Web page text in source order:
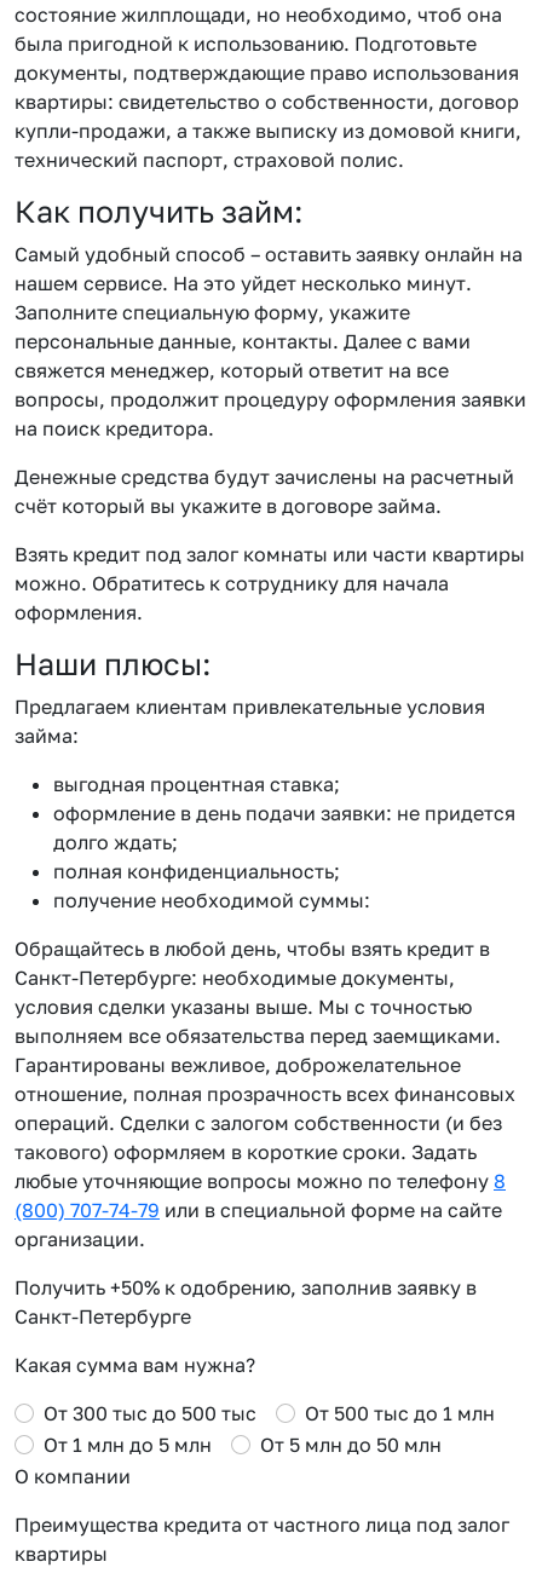
состояние жилплощади, но необходимо, чтоб она
была пригодной к использованию. Подготовьте
документы, подтверждающие право использования
квартиры: свидетельство о собственности, договор
купли-продажи, а также выписку из домовой книги,
технический паспорт, страховой полис.
Как получить займ:
Самый удобный способ – оставить заявку онлайн на
нашем сервисе. На это уйдет несколько минут.
Заполните специальную форму, укажите
персональные данные, контакты. Далее с вами
свяжется менеджер, который ответит на все
вопросы, продолжит процедуру оформления заявки
на поиск кредитора.
Денежные средства будут зачислены на расчетный
счёт который вы укажите в договоре займа.
Взять кредит под залог комнаты или части квартиры
можно. Обратитесь к сотруднику для начала
оформления.
Наши плюсы:
Предлагаем клиентам привлекательные условия
займа:
выгодная процентная ставка;
оформление в день подачи заявки: не придется
долго ждать;
полная конфиденциальность;
получение необходимой суммы:
Обращайтесь в любой день, чтобы взять кредит в
Санкт-Петербурге: необходимые документы,
условия сделки указаны выше. Мы с точностью
выполняем все обязательства перед заемщиками.
Гарантированы вежливое, доброжелательное
отношение, полная прозрачность всех финансовых
операций. Сделки с залогом собственности (и без
такового) оформляем в короткие сроки. Задать
любые уточняющие вопросы можно по телефону 8
(800) 707-74-79 или в специальной форме на сайте
организации.
Получить +50% к одобрению, заполнив заявку в
Санкт-Петербурге
Какая сумма вам нужна?
От 300 тыс до 500 тыс
От 500 тыс до 1 млн
От 1 млн до 5 млн
От 5 млн до 50 млн
О компании
Преимущества кредита от частного лица под залог
квартиры